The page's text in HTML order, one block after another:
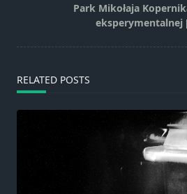
text">Page</span>
Park Mikołaja
eksperymentalnej
RELATED POSTS